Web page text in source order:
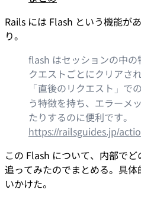
Rails には Flash という機能が
り。
flash はセッションの中の
クエストごとにクリアさ
「直後のリクエスト」で
う特徴を持ち、エラーメ
たりするのに便利です。
https://railsguides.jp/
この Flash について、内部で
追ってみたのでまとめる。具
いかけた。